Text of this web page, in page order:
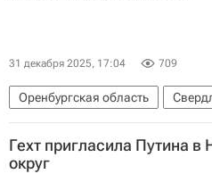
31 декабря 2025, 17:04 709
Оренбургская область
Денис Паслер
Александра
Гехт пригласила Путина
округ